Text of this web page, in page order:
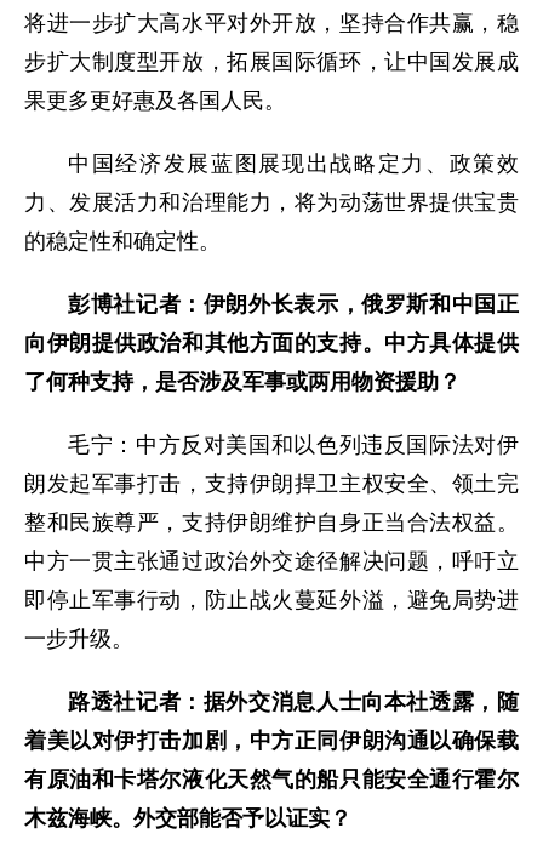
将进一步扩大高水平对外开放，坚持合作共赢，稳
步扩大制度型开放，拓展国际循环，让中国发展成
果更多更好惠及各国人民。
中国经济发展蓝图展现出战略定力、政策效
力、发展活力和治理能力，将为动荡世界提供宝贵
的稳定性和确定性。
彭博社记者：伊朗外长表示，俄罗斯和中国正
向伊朗提供政治和其他方面的支持。中方具体提供
了何种支持，是否涉及军事或两用物资援助？
毛宁：中方反对美国和以色列违反国际法对伊
朗发起军事打击，支持伊朗捍卫主权安全、领土完
整和民族尊严，支持伊朗维护自身正当合法权益。
中方一贯主张通过政治外交途径解决问题，呼吁立
即停止军事行动，防止战火蔓延外溢，避免局势进
一步升级。
路透社记者：据外交消息人士向本社透露，随
着美以对伊打击加剧，中方正同伊朗沟通以确保载
有原油和卡塔尔液化天然气的船只能安全通行霍尔
木兹海峡。外交部能否予以证实？